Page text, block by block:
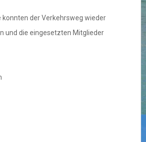
konnten der Verkehrsweg wieder
und die eingesetzten Mitglieder